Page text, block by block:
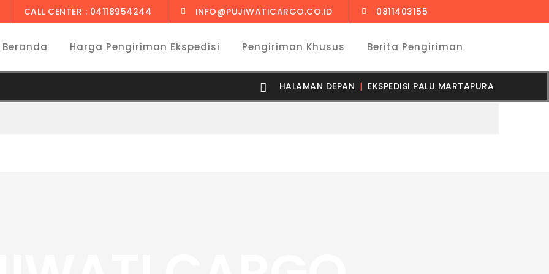
CALL CENTER : 04118954244 INFO@PUJIWATICARGO.CO.ID 0811403155
Beranda Harga Pengiriman Ekspedisi Pengiriman Khusus Berita Pengiriman
HALAMAN DEPAN EKSPEDISI PALU MARTAPURA